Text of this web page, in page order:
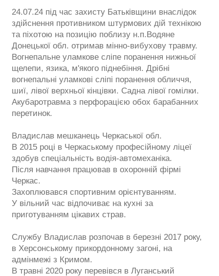
24.07.24 під час захисту Батьківщини внаслідок
здійснення противником штурмових дій технікою
та піхотою на позицію поблизу н.п.Водяне
Донецької обл. отримав мінно-вибухову травму.
Вогнепальне уламкове сліпе поранення нижньої
щелепи, язика, м'якого піднебіння. Дрібні
вогнепальні уламкові сліпі поранення обличчя,
шиї, лівої верхньої кінцівки. Садна лівої гомілки.
Акубаротравма з перфорацією обох барабанних
перетинок.
Владислав мешканець Черкаської обл.
В 2015 році в Черкаському професійному ліцеї
здобув спеціальність водія-автомеханіка.
Після навчання працював в охоронній фірмі
Черкас.
Захоплювався спортивним орієнтуванням.
У вільний час відпочиває на кухні за
приготуванням цікавих страв.
Службу Владислав розпочав в березні 2017 року,
в Херсонському прикордонному загоні, на
адмінмежі з Кримом.
В травні 2020 року перевівся в Луганський